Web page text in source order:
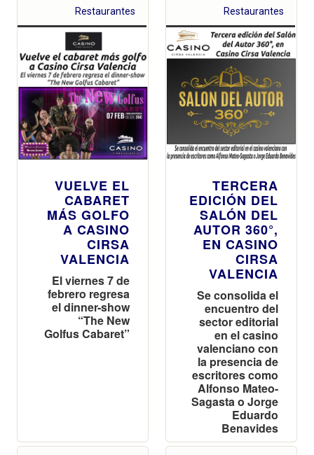
Restaurantes
VUELVE EL
CABARET
MÁS GOLFO
A CASINO
CIRSA
VALENCIA
El viernes 7 de
febrero regresa
el dinner-show
“The New
Golfus Cabaret”
Restaurantes
TERCERA
EDICIÓN DEL
SALÓN DEL
AUTOR 360°,
EN CASINO
CIRSA
VALENCIA
Se consolida el
encuentro del
sector editorial
en el casino
valenciano con
la presencia de
escritores como
Alfonso Mateo-
Sagasta o Jorge
Eduardo
Benavides